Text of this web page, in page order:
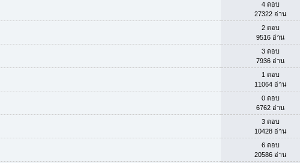
4 ตอบ
27322 อ่าน
2 ตอบ
9516 อ่าน
3 ตอบ
7936 อ่าน
1 ตอบ
11064 อ่าน
0 ตอบ
6762 อ่าน
3 ตอบ
10428 อ่าน
6 ตอบ
20586 อ่าน